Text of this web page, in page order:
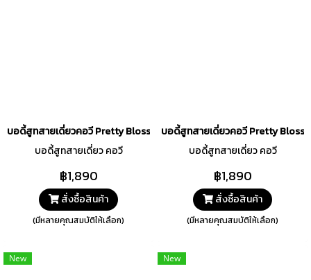
บอดี้สูทสายเดี่ยวคอวี Pretty Blossom สีชมพู รหัส FHPBS5-PI
บอดี้สูทสายเดี่ยว คอวี
฿1,890
สั่งซื้อสินค้า
(มีหลายคุณสมบัติให้เลือก)
บอดี้สูทสายเดี่ยวคอวี Pretty
บอดี้สูทสายเดี่ยว คอวี
฿1,890
สั่งซื้อสินค้า
(มีหลายคุณสมบัติให้เลือก)
New New